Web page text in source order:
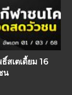
เตเดี้ยม 16
น